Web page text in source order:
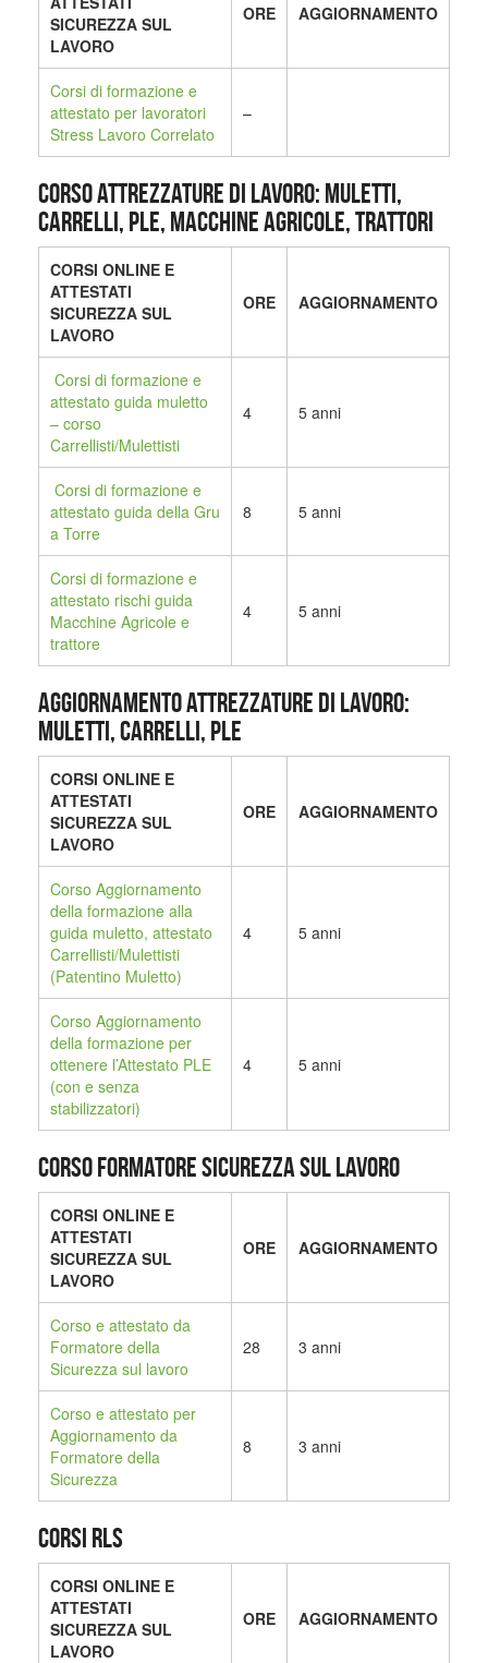
SICUREZZA SUL
LAVORO
ORE AGGIORNAMENTO
Corsi di formazione e
attestato per lavoratori
Stress Lavoro Correlato
–
CORSO ATTREZZATURE DI LAVORO: MULETTI,
CARRELLI, PLE, MACCHINE AGRICOLE, TRATTORI
CORSI ONLINE E
ATTESTATI
SICUREZZA SUL
LAVORO
ORE AGGIORNAMENTO
Corsi di formazione e
attestato guida muletto
– corso
Carrellisti/Mulettisti
4 5 anni
Corsi di formazione e
attestato guida della Gru
a Torre
8 5 anni
Corsi di formazione e
attestato rischi guida
Macchine Agricole e
trattore
4 5 anni
AGGIORNAMENTO ATTREZZATURE DI LAVORO:
MULETTI, CARRELLI, PLE
CORSI ONLINE E
ATTESTATI
SICUREZZA SUL
LAVORO
ORE AGGIORNAMENTO
Corso Aggiornamento
della formazione alla
guida muletto, attestato
Carrellisti/Mulettisti
(Patentino Muletto)
4 5 anni
Corso Aggiornamento
della formazione per
ottenere l’Attestato PLE
(con e senza
stabilizzatori)
4 5 anni
CORSO FORMATORE SICUREZZA SUL LAVORO
CORSI ONLINE E
ATTESTATI
SICUREZZA SUL
LAVORO
ORE AGGIORNAMENTO
Corso e attestato da
Formatore della
Sicurezza sul lavoro
28 3 anni
Corso e attestato per
Aggiornamento da
Formatore della
Sicurezza
8 3 anni
CORSI RLS
CORSI ONLINE E
ATTESTATI
SICUREZZA SUL
LAVORO
ORE AGGIORNAMENTO